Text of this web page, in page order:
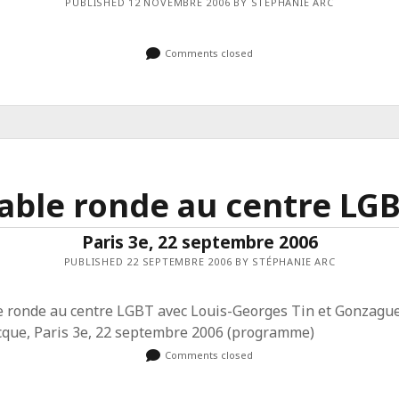
Comments closed
ronde au centre
Paris 3e, 22 septembre 2006
PUBLISHED 22 SEPTEMBRE 2006 BY STÉPHANIE ARC
ronde au centre LGBT avec Louis-Georges Tin et
Paris 3e, 22 septembre 2006 (programme)
Comments closed